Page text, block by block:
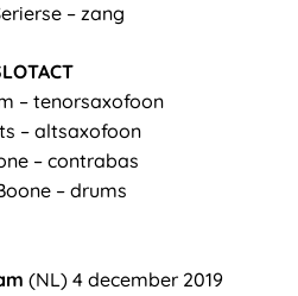
– zang
– tenorsaxofoon
– altsaxofoon
– contrabas
– drums
(NL) 4 december 2019